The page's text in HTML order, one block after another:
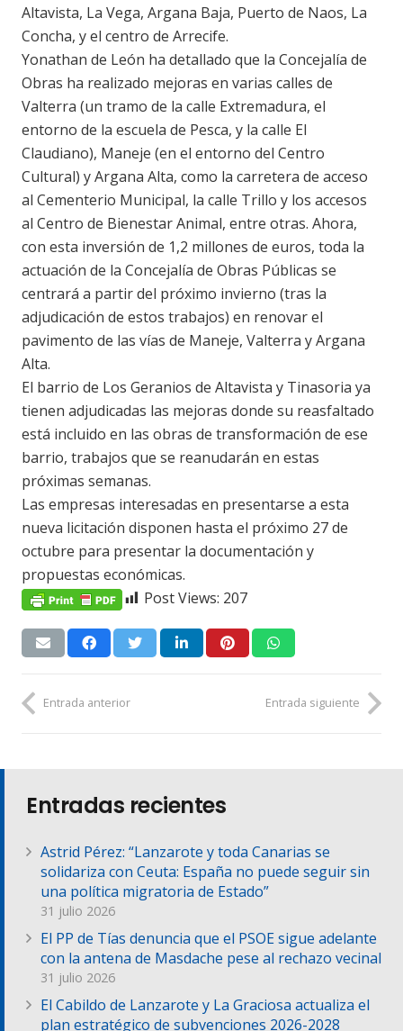
Altavista, La Vega, Argana Baja, Puerto de Naos, La
Concha, y el centro de Arrecife.
Yonathan de León ha detallado que la Concejalía de
Obras ha realizado mejoras en varias calles de
Valterra (un tramo de la calle Extremadura, el
entorno de la escuela de Pesca, y la calle El
Claudiano), Maneje (en el entorno del Centro
Cultural) y Argana Alta, como la carretera de acceso
al Cementerio Municipal, la calle Trillo y los accesos
al Centro de Bienestar Animal, entre otras. Ahora,
con esta inversión de 1,2 millones de euros, toda la
actuación de la Concejalía de Obras Públicas se
centrará a partir del próximo invierno (tras la
adjudicación de estos trabajos) en renovar el
pavimento de las vías de Maneje, Valterra y Argana
Alta.
El barrio de Los Geranios de Altavista y Tinasoria ya
tienen adjudicadas las mejoras donde su reasfaltado
está incluido en las obras de transformación de ese
barrio, trabajos que se reanudarán en estas
próximas semanas.
Las empresas interesadas en presentarse a esta
nueva licitación disponen hasta el próximo 27 de
octubre para presentar la documentación y
propuestas económicas.
Post Views: 207
Entrada anterior Entrada siguiente
Entradas recientes
Astrid Pérez: “Lanzarote y toda Canarias se
solidariza con Ceuta: España no puede seguir sin
una política migratoria de Estado”
31 julio 2026
El PP de Tías denuncia que el PSOE sigue adelante
con la antena de Masdache pese al rechazo vecinal
31 julio 2026
El Cabildo de Lanzarote y La Graciosa actualiza el
plan estratégico de subvenciones 2026-2028